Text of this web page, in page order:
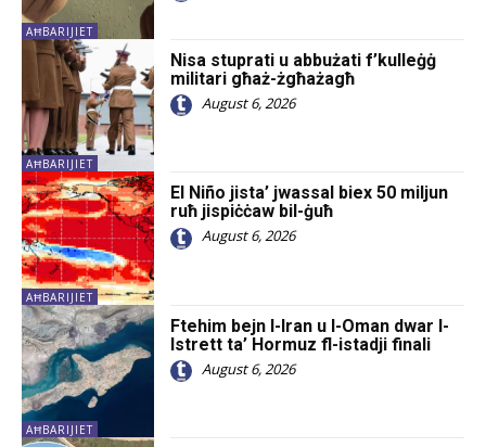
AĦBARIJIET
AĦBARIJIET
Nisa stuprati u abbużati f’kulleġġ
militari għaż-żgħażagħ
August 6, 2026
AĦBARIJIET
El Niño jista’ jwassal biex 50 miljun
ruħ jispiċċaw bil-ġuħ
August 6, 2026
AĦBARIJIET
Ftehim bejn l-Iran u l-Oman dwar l-
Istrett ta’ Hormuz fl-istadji finali
August 6, 2026